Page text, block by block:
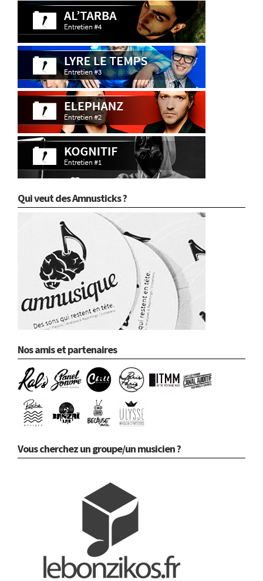
Qui veut des Amnusticks ?
Nos amis et partenaires
Vous cherchez un groupe/un musicien ?